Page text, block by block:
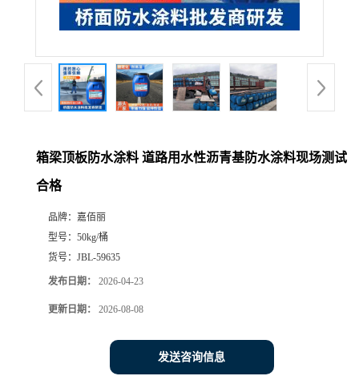
箱梁顶板防水涂料 道路用水性沥青基防水涂料现场测试
合格
品牌： 嘉佰丽
型号： 50kg/桶
货号： JBL-59635
发布日期： 2026-04-23
更新日期： 2026-08-08
发送咨询信息